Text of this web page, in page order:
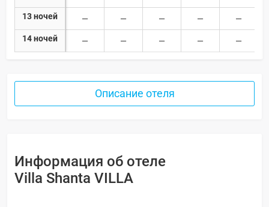
13 ночей
14 ночей
Описание отеля
Информация об отеле
Villa Shanta VILLA